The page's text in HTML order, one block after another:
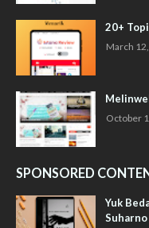
20+
March
October
SPONSORED
Yuk